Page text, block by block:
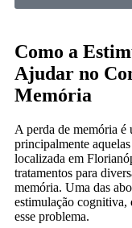
Como a
Ajudar no
Memória
A perda de memória é
principalmente
localizada em
tratamentos para
memória. Uma das
estimulação cognitiva,
esse problema.